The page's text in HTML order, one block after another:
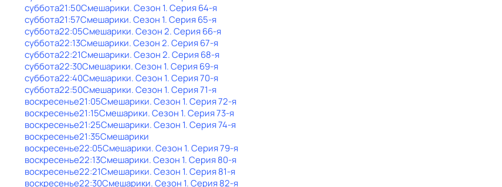
суббота21:50Смешарики. Сезон 1. Серия 64-я
суббота21:57Смешарики. Сезон 1. Серия 65-я
суббота22:05Смешарики. Сезон 2. Серия 66-я
суббота22:13Смешарики. Сезон 2. Серия 67-я
суббота22:21Смешарики. Сезон 2. Серия 68-я
суббота22:30Смешарики. Сезон 1. Серия 69-я
суббота22:40Смешарики. Сезон 1. Серия 70-я
суббота22:50Смешарики. Сезон 1. Серия 71-я
воскресенье21:05Смешарики. Сезон 1. Серия 72-я
воскресенье21:15Смешарики. Сезон 1. Серия 73-я
воскресенье21:25Смешарики. Сезон 1. Серия 74-я
воскресенье21:35Смешарики
воскресенье22:05Смешарики. Сезон 1. Серия 79-я
воскресенье22:13Смешарики. Сезон 1. Серия 80-я
воскресенье22:21Смешарики. Сезон 1. Серия 81-я
воскресенье22:30Смешарики. Сезон 1. Серия 82-я